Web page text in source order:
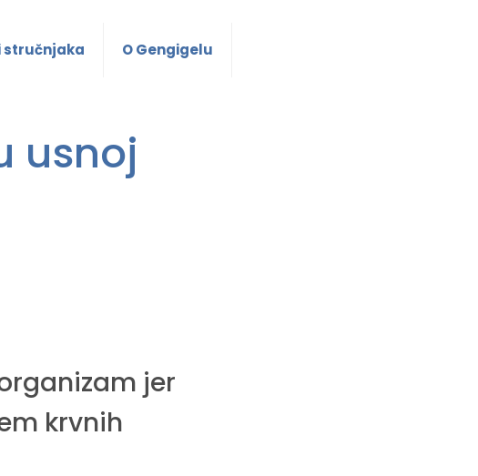
stručnjaka O Gengigelu
usnoj
jer
krvnih